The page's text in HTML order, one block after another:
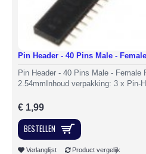
Pin Header - 40 Pins Male -
Pin Header - 40 Pins Male - Female
2.54mmInhoud verpakking: 3 x Pin-
€ 1,99
BESTELLEN
Verlanglijst Product vergelijk